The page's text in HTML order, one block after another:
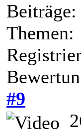
Beiträge:
Themen:
#9